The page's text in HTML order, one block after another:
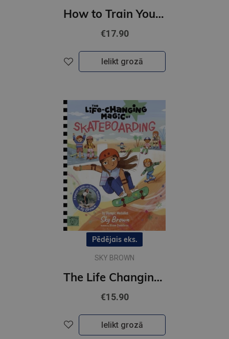
How to Train Your Skateboard
€17.90
Ielikt grozā
Pēdējais eks.
SKY BROWN
The Life Changing Magic of Skateboarding : A Beginner's Guide with Olympic Medalist Sky Brown
€15.90
Ielikt grozā